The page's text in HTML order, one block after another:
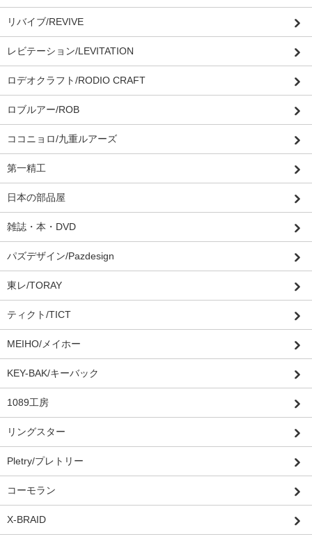
リバイブ/REVIVE
レビテーション/LEVITATION
ロデオクラフト/RODIO CRAFT
ロブルアー/ROB
ココニョロ/九重ルアーズ
第一精工
日本の部品屋
雑誌・本・DVD
パズデザイン/Pazdesign
東レ/TORAY
ティクト/TICT
MEIHO/メイホー
KEY-BAK/キーバック
1089工房
リングスター
Pletry/プレトリー
コーモラン
X-BRAID